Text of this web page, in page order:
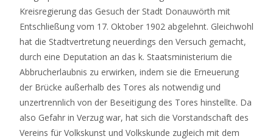
Kreisregierung das Gesuch der Stadt Donauwörth mit
Entschließung vom 17. Oktober 1902 abgelehnt. Gleichwohl
hat die Stadtvertretung neuerdings den Versuch gemacht,
durch eine Deputation an das k. Staatsministerium die
Abbrucherlaubnis zu erwirken, indem sie die Erneuerung
der Brücke außerhalb des Tores als notwendig und
unzertrennlich von der Beseitigung des Tores hinstellte. Da
also Gefahr in Verzug war, hat sich die Vorstandschaft des
Vereins für Volkskunst und Volkskunde zugleich mit dem